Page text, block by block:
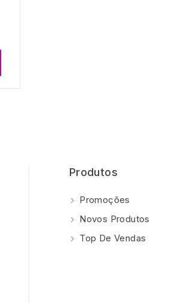
Produtos
Promoções
Novos Produtos
Top De Vendas